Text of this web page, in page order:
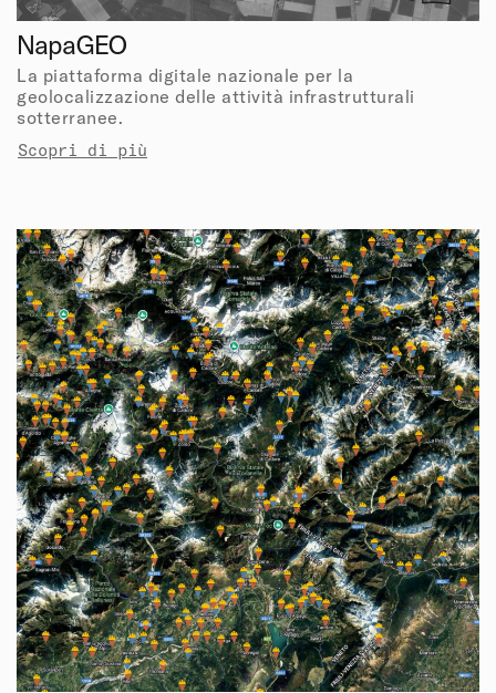
NapaGEO
La piattaforma digitale nazionale per la
geolocalizzazione delle attività infrastrutturali
sotterranee.
Scopri di più